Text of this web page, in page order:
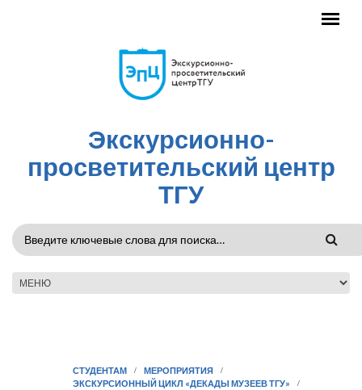
Экскурсионно-
просветительский центр
ТГУ
ФОРМА
ПОИСКА
СТУДЕНТАМ
МЕРОПРИЯТИЯ
ЭКСКУРСИОННЫЙ ЦИКЛ «ДЕКАДЫ МУЗЕЕВ ТГУ»